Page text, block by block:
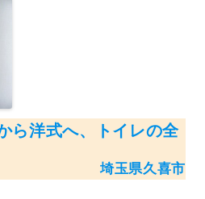
ら洋式へ、トイレの全
埼玉県久喜市